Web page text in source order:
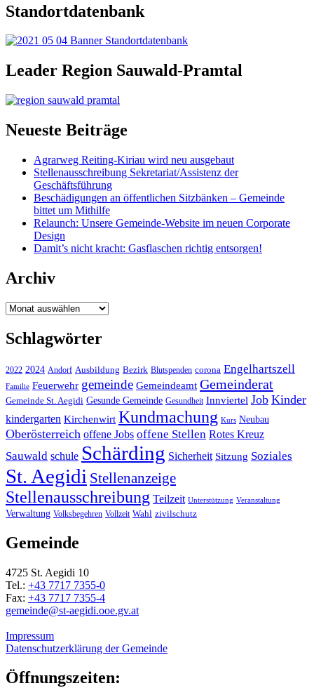
Standortdatenbank
Leader Region Sauwald-Pramtal
Neueste Beiträge
Agrarweg Reiting-Kiriau wird neu ausgebaut
Stellenausschreibung Sekretariat/Assistenz der
Geschäftsführung
Beschädigungen an öffentlichen Sitzbänken – Gemeinde
bittet um Mithilfe
Relaunch: Unsere Gemeinde-Website im neuen Corporate
Design
Damit’s nicht kracht: Gasflaschen richtig entsorgen!
Archiv
Archiv
Schlagwörter
2022 2024 Andorf Ausbildung Bezirk Blutspenden corona Engelhartszell
Familie Feuerwehr gemeinde Gemeindeamt Gemeinderat
Gemeinde St. Aegidi Gesunde Gemeinde Gesundheit Innviertel Job Kinder
kindergarten Kirchenwirt Kundmachung Kurs Neubau
Oberösterreich offene Jobs offene Stellen Rotes Kreuz
Sauwald schule Schärding Sicherheit Sitzung Soziales
St. Aegidi Stellenanzeige
Stellenausschreibung Teilzeit Unterstützung Veranstaltung
Verwaltung Volksbegehren Vollzeit Wahl zivilschutz
Gemeinde
4725 St. Aegidi 10
Tel.: +43 7717 7355-0
Fax: +43 7717 7355-4
gemeinde@st-aegidi.ooe.gv.at
Impressum
Datenschutzerklärung der Gemeinde
Öffnungszeiten: